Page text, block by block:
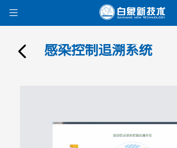

 感染控制追溯系统